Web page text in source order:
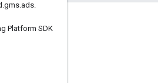
.gms.ads.
Platform SDK